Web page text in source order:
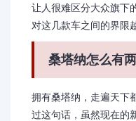
让人很难区分大众旗下
对这几款车之间的界限
桑塔纳怎么有
拥有桑塔纳，走遍天下
过这句话，虽然现在的